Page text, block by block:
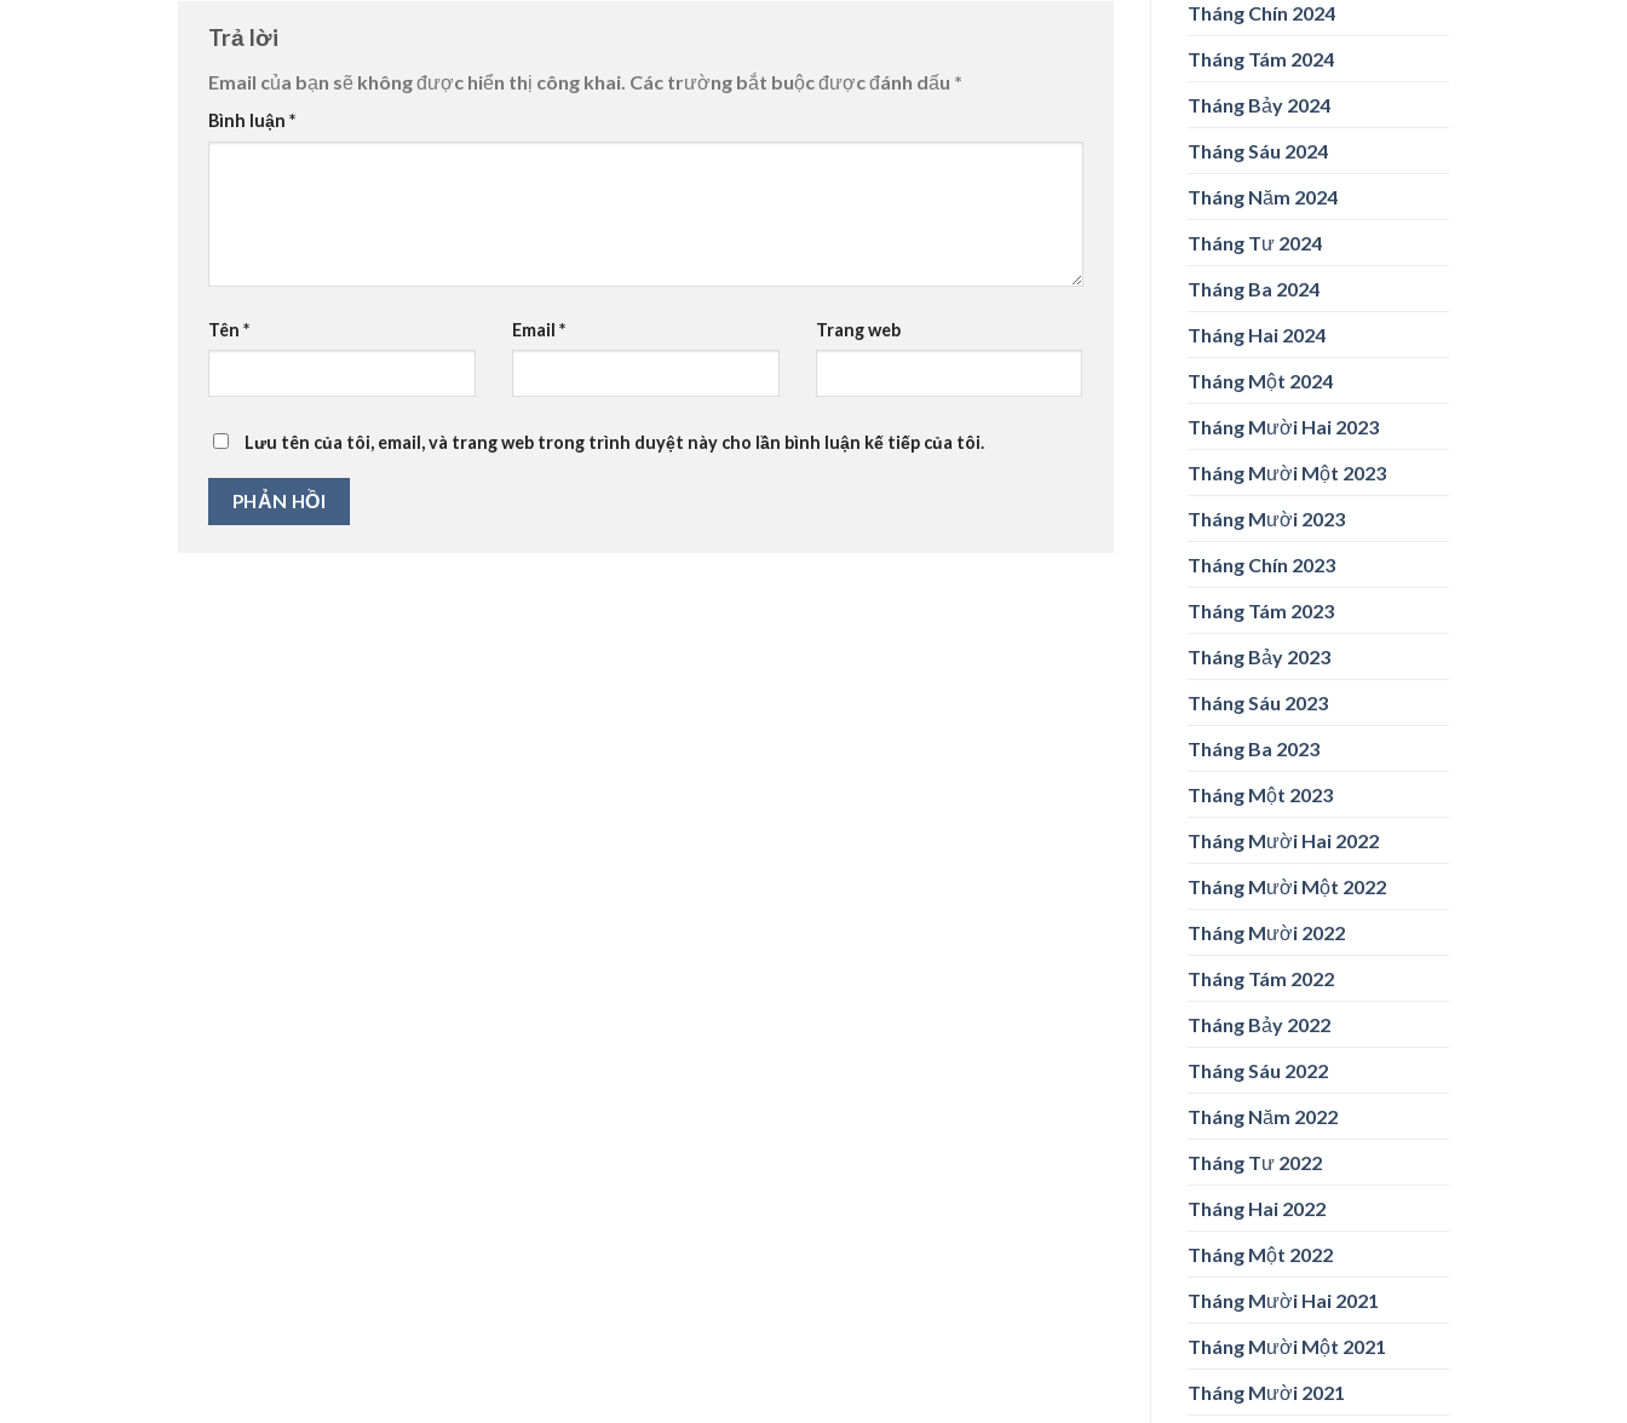
Trả lời
Email của bạn sẽ không được hiển thị công khai. Các trường bắt buộc được đánh dấu *
Bình luận *
Tên * Email * Trang web
Lưu tên của tôi, email, và trang web trong trình duyệt này cho lần bình luận kế tiếp của tôi.
Tháng Chín 2024
Tháng Tám 2024
Tháng Bảy 2024
Tháng Sáu 2024
Tháng Năm 2024
Tháng Tư 2024
Tháng Ba 2024
Tháng Hai 2024
Tháng Một 2024
Tháng Mười Hai 2023
Tháng Mười Một 2023
Tháng Mười 2023
Tháng Chín 2023
Tháng Tám 2023
Tháng Bảy 2023
Tháng Sáu 2023
Tháng Ba 2023
Tháng Một 2023
Tháng Mười Hai 2022
Tháng Mười Một 2022
Tháng Mười 2022
Tháng Tám 2022
Tháng Bảy 2022
Tháng Sáu 2022
Tháng Năm 2022
Tháng Tư 2022
Tháng Hai 2022
Tháng Một 2022
Tháng Mười Hai 2021
Tháng Mười Một 2021
Tháng Mười 2021